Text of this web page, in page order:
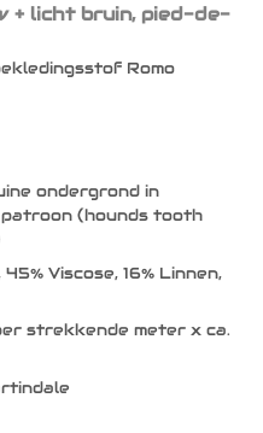
+ licht bruin, pied-de-
Romo
ondergrond in
(hounds tooth
Viscose, 16% Linnen,
strekkende meter x ca.